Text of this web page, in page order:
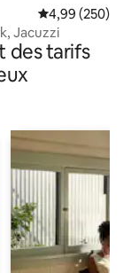
Évaluation
4,99 (250)
Jacuzzi
des tarifs